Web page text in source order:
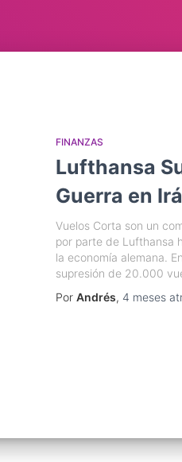
FINANZAS
Lufthansa
Guerra en
Vuelos Corta son un
por parte de Lufthansa
la economía alemana.
supresión de 20.000
Por Andrés, 4 meses